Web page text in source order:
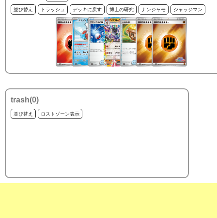
並び替え トラッシュ デッキに戻す 博士の研究 ナンジャモ ジャッジマン
trash(0)
並び替え ロストゾーン表示